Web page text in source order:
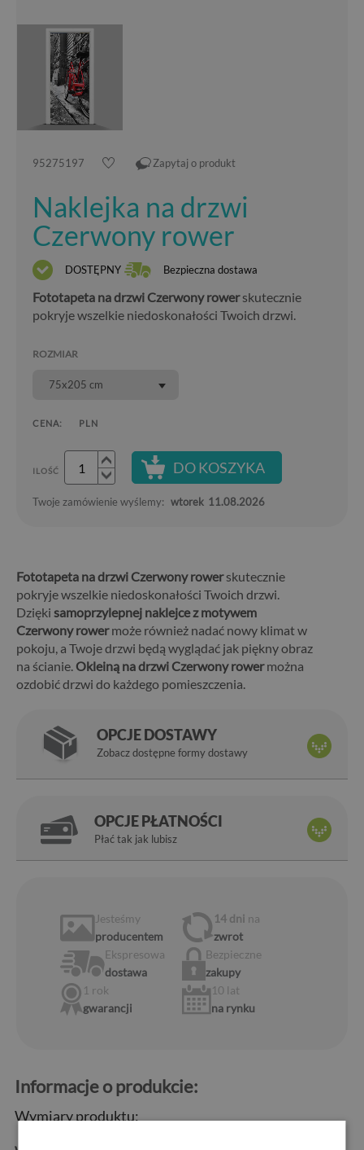
95275197 Zapytaj o produkt
Naklejka na drzwi
Czerwony rower
DOSTĘPNY Bezpieczna dostawa
Fototapeta na drzwi Czerwony rowerskutecznie
pokryje wszelkie niedoskonałości Twoich drzwi.
ROZMIAR
75x205 cm
CENA: PLN
ILOŚĆ DO KOSZYKA
Twoje zamówienie wyślemy: wtorek 11.08.2026
Fototapeta na drzwi Czerwony rowerskutecznie
pokryje wszelkie niedoskonałości Twoich drzwi.
Dzięki samoprzylepnej naklejce z motywem
Czerwony rowermoże również nadać nowy klimat w
pokoju, a Twoje drzwi będą wyglądać jak piękny obraz
na ścianie. Okleiną na drzwi Czerwony rowermożna
ozdobić drzwi do każdego pomieszczenia.
OPCJE DOSTAWY
Zobacz dostępne formy dostawy
OPCJE PŁATNOŚCI
Płać tak jak lubisz
Jesteśmy
producentem
14 dni na
zwrot
Ekspresowa
dostawa
Bezpieczne
zakupy
1 rok
gwarancji
10 lat
na rynku
Informacje o produkcie:
Wymiary produktu: